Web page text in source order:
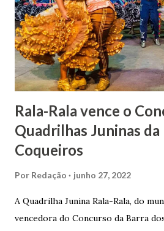
lhe proporcionou uma grande
Gomes de Melo mandou construir
Senhor Bom Jesus dos Passos, que
doada ao vigário Pe. José Joaquim
Matriz...
Rala-Rala vence o
Quadrilhas Juninas da
Coqueiros
Por Redação junho 27, 2022
A Quadrilha Junina Rala-Rala, do
vencedora do Concurso da Barra